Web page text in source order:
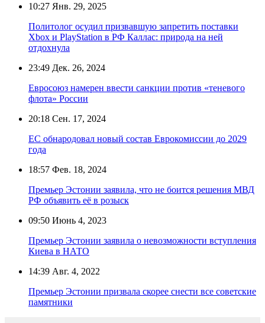
10:27 Янв. 29, 2025
Политолог осудил призвавшую запретить поставки
Xbox и PlayStation в РФ Каллас: природа на ней
отдохнула
23:49 Дек. 26, 2024
Евросоюз намерен ввести санкции против «теневого
флота» России
20:18 Сен. 17, 2024
ЕС обнародовал новый состав Еврокомиссии до 2029
года
18:57 Фев. 18, 2024
Премьер Эстонии заявила, что не боится решения МВД
РФ объявить её в розыск
09:50 Июнь 4, 2023
Премьер Эстонии заявила о невозможности вступления
Киева в НАТО
14:39 Авг. 4, 2022
Премьер Эстонии призвала скорее снести все советские
памятники